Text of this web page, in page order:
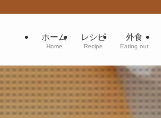
ホーム
Home
レシピ
Recipe
外食
Eating out